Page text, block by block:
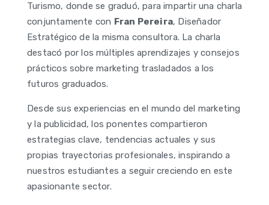
Turismo, donde se graduó, para impartir una charla
conjuntamente con Fran Pereira, Diseñador
Estratégico de la misma consultora. La charla
destacó por los múltiples aprendizajes y consejos
prácticos sobre marketing trasladados a los
futuros graduados.
Desde sus experiencias en el mundo del marketing
y la publicidad, los ponentes compartieron
estrategias clave, tendencias actuales y sus
propias trayectorias profesionales, inspirando a
nuestros estudiantes a seguir creciendo en este
apasionante sector.